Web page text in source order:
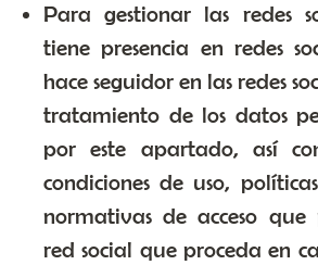
Para gestionar las redes
tiene presencia en redes
hace seguidor en las redes
tratamiento de los datos
por este apartado, así
condiciones de uso,
normativas de acceso
red social que proceda en